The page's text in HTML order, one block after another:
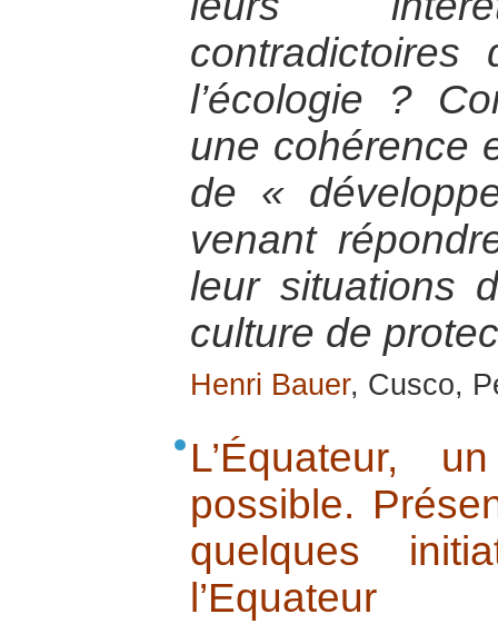
contradictoires
l’écologie ?
une cohérence
de «
venant
leur situations
culture de
Henri Bauer, Cusco,
L’Équateur,
possible.
quelques
l’Equateur